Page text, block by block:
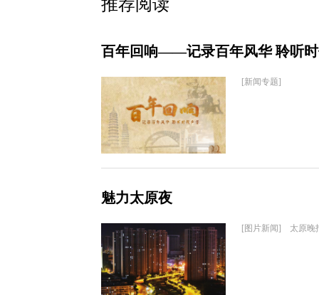
推荐阅读
百年回响——记录百年风华 聆听
[新闻专题]
魅力太原夜
[图片新闻] 太原晚